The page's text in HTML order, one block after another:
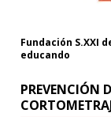
Fundación S.XXI
educando
PREVENCIÓN